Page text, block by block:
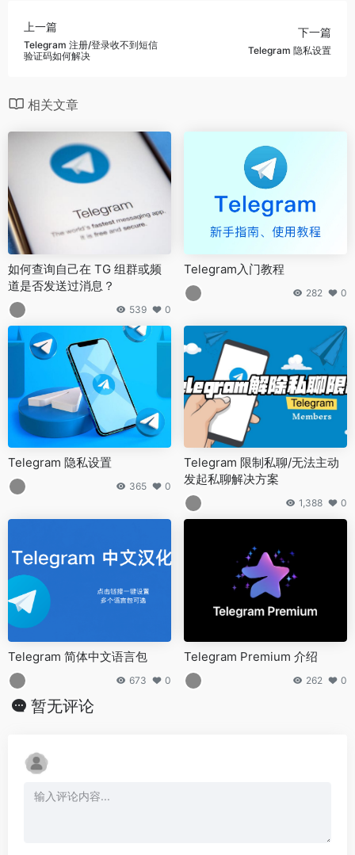
上一篇
Telegram 注册/登录收不到短信
验证码如何解决
下一篇
Telegram 隐私设置
相关文章
如何查询自己在 TG 组群或频
道是否发送过消息？
539 0
Telegram入门教程
282 0
Telegram 隐私设置
365 0
Telegram 限制私聊/无法主动
发起私聊解决方案
1,388 0
Telegram 简体中文语言包
673 0
Telegram Premium 介绍
262 0
暂无评论